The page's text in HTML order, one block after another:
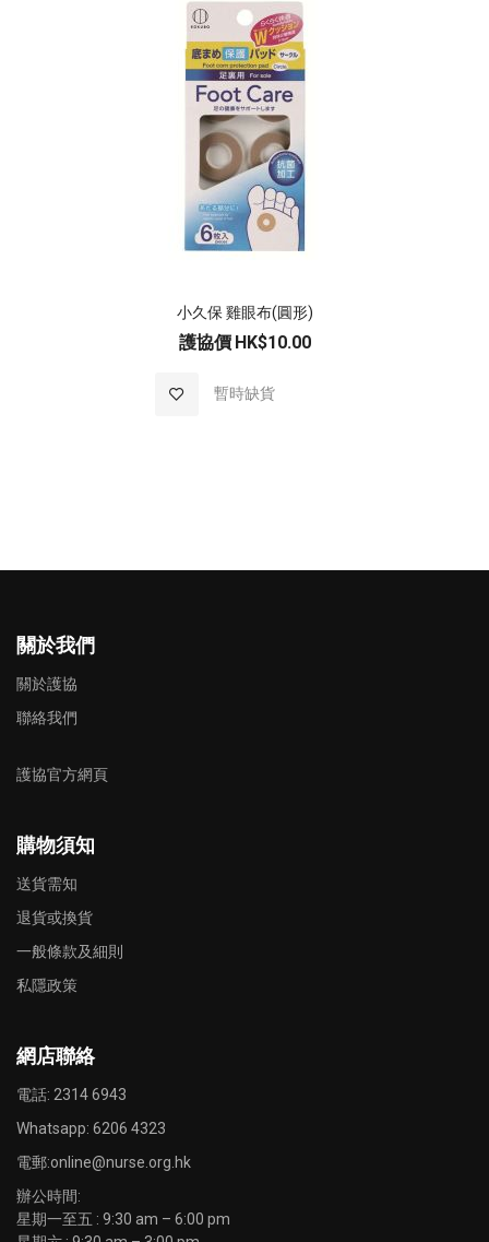
小久保 雞眼布(圓形)
護協價 HK$10.00
暫時缺貨
加入至願望清單
關於我們
關於護協
聯絡我們
護協官方網頁
購物須知
送貨需知
退貨或換貨
一般條款及細則
私隱政策
網店聯絡
電話: 2314 6943
Whatsapp: 6206 4323
電郵:online@nurse.org.hk
辦公時間:
星期一至五 : 9:30 am – 6:00 pm